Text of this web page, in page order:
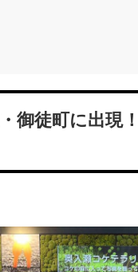
御徒町に出現